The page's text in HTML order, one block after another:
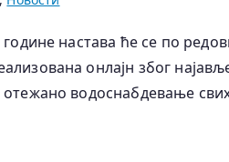
године настава ће се по
онлајн због
отежано водоснабдевање